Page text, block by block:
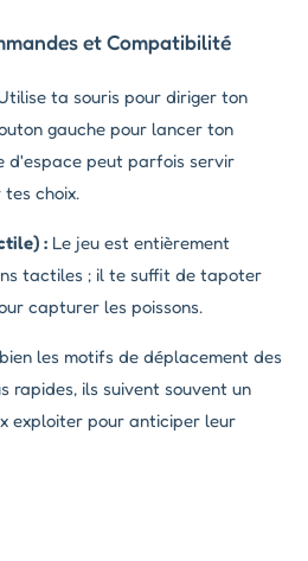
et Compatibilité
ta souris pour diriger ton
gauche pour lancer ton
d'espace peut parfois servir
choix.
: Le jeu est entièrement
tactiles ; il te suffit de tapoter
capturer les poissons.
les motifs de déplacement des
rapides, ils suivent souvent un
exploiter pour anticiper leur